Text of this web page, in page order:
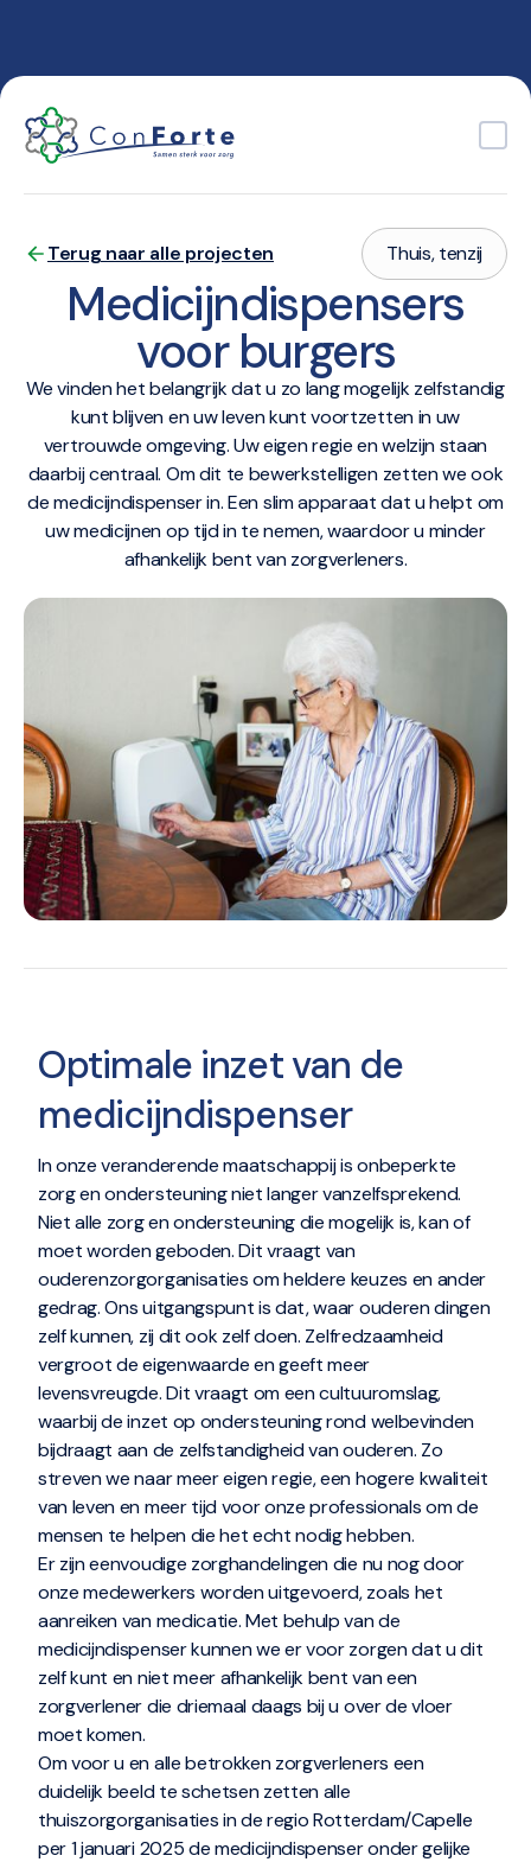
ConForte.nl
Terug naar alle projecten Thuis, tenzij
Medicijndispensers
voor burgers
We vinden het belangrijk dat u zo lang mogelijk zelfstandig
kunt blijven en uw leven kunt voortzetten in uw
vertrouwde omgeving. Uw eigen regie en welzijn staan
daarbij centraal. Om dit te bewerkstelligen zetten we ook
de medicijndispenser in. Een slim apparaat dat u helpt om
uw medicijnen op tijd in te nemen, waardoor u minder
afhankelijk bent van zorgverleners.
Optimale inzet van de
medicijndispenser
In onze veranderende maatschappij is onbeperkte
zorg en ondersteuning niet langer vanzelfsprekend.
Niet alle zorg en ondersteuning die mogelijk is, kan of
moet worden geboden. Dit vraagt van
ouderenzorgorganisaties om heldere keuzes en ander
gedrag. Ons uitgangspunt is dat, waar ouderen dingen
zelf kunnen, zij dit ook zelf doen. Zelfredzaamheid
vergroot de eigenwaarde en geeft meer
levensvreugde. Dit vraagt om een cultuuromslag,
waarbij de inzet op ondersteuning rond welbevinden
bijdraagt aan de zelfstandigheid van ouderen. Zo
streven we naar meer eigen regie, een hogere kwaliteit
van leven en meer tijd voor onze professionals om de
mensen te helpen die het echt nodig hebben.
‍Er zijn eenvoudige zorghandelingen die nu nog door
onze medewerkers worden uitgevoerd, zoals het
aanreiken van medicatie. Met behulp van de
medicijndispenser kunnen we er voor zorgen dat u dit
zelf kunt en niet meer afhankelijk bent van een
zorgverlener die driemaal daags bij u over de vloer
moet komen.
Om voor u en alle betrokken zorgverleners een
duidelijk beeld te schetsen zetten alle
thuiszorgorganisaties in de regio Rotterdam/Capelle
per 1 januari 2025 de medicijndispenser onder gelijke